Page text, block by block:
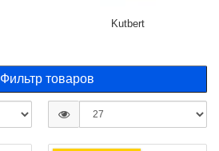
Kutbert
Фильтр товаров